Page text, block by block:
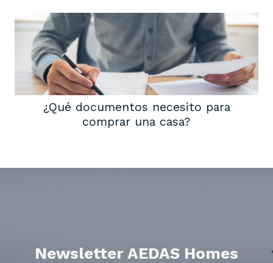
¿Qué documentos necesito para
comprar una casa?
Newsletter AEDAS Homes